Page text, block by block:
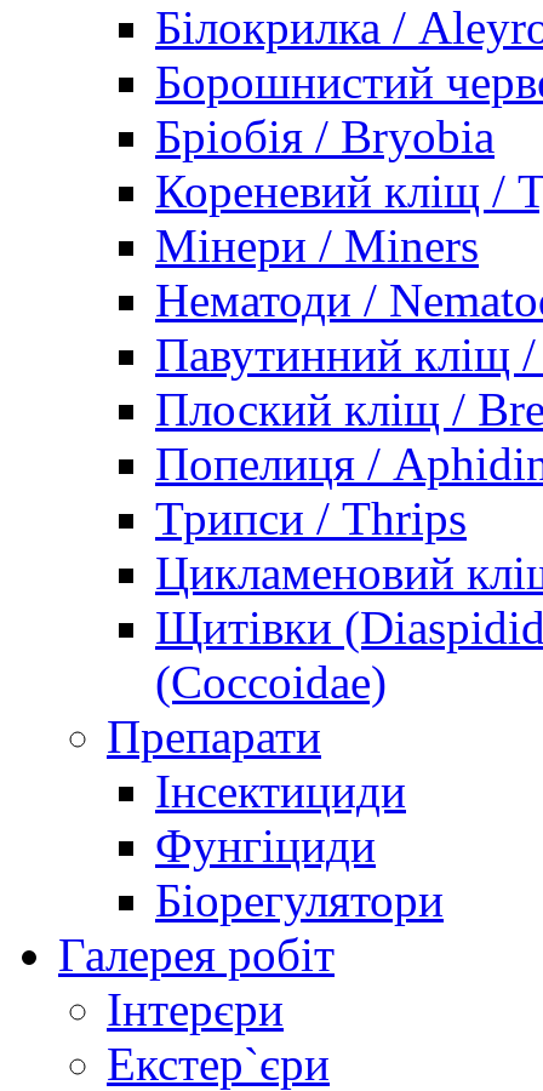
Білокрилка /
Борошнистий
Бріобія / Bryobia
Кореневий кліщ /
Мінери / Miners
Нематоди /
Павутинний кліщ
Плоский кліщ /
Попелиця /
Трипси / Thrips
Цикламеновий
Щитівки
(Coccoidae)
Препарати
Інсектициди
Фунгіциди
Біорегулятори
Галерея робіт
Інтерєри
Екстер`єри